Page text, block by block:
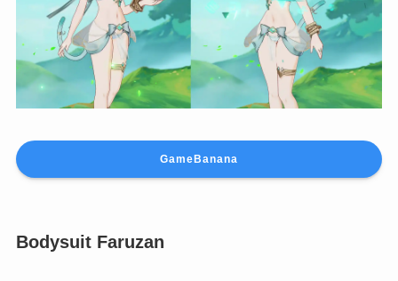
GameBanana
Bodysuit Faruzan